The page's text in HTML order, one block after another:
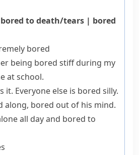
bored to death/tears | bored
bored
being bored stiff during my
at school.
it. Everyone else is bored silly.
along, bored out of his mind.
all day and bored to